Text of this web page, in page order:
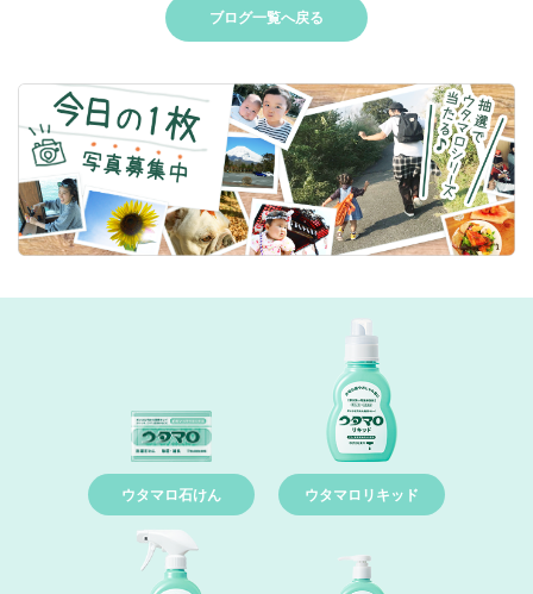
ブログ一覧へ戻る
ウタマロ石けん ウタマロリキッド